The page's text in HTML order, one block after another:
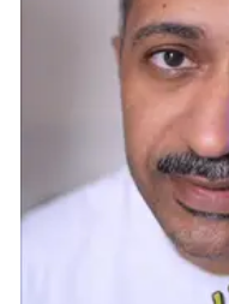
على قيد الحياة خلال